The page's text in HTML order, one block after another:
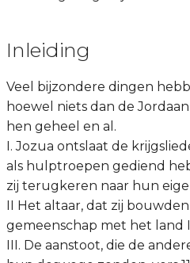
Inleiding
Veel bijzondere dingen
hoewel niets dan de
hen geheel en al.
I. Jozua ontslaat de
als hulptroepen gediend
zij terugkeren naar hun
II Het altaar, dat zij
gemeenschap met het land
III. De aanstoot, die de